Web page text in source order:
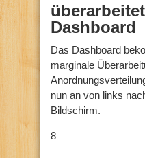
Dashboard
Das Dashboard
marginale
nun an von links
Bildschirm.
8